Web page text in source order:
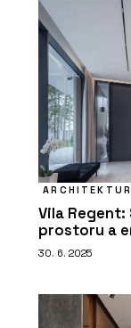
Vila
prostoru a
30. 6. 2025